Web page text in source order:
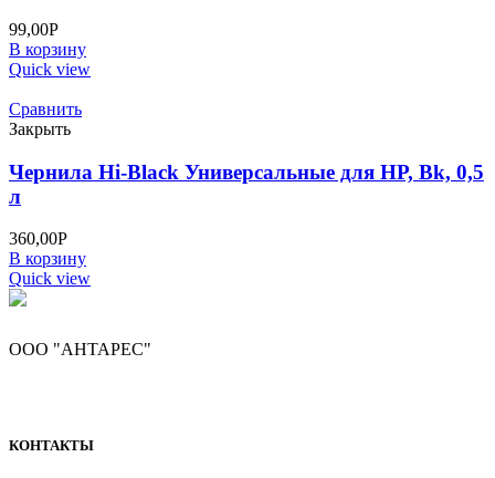
99,00Р
В корзину
Quick view
Сравнить
Закрыть
Чернила Hi-Black Универсальные для HP, Bk, 0,5
л
360,00Р
В корзину
Quick view
ООО "АНТАРЕС"
КОНТАКТЫ